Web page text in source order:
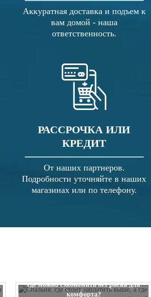
Аккуратная доставка и подъем к
вам домой - наша
ответственность.
РАССРОЧКА ИЛИ
КРЕДИТ
От наших партнеров.
Подробности уточняйте в наших
магазинах или по телефону.
где можно сэкономить без риска для
комфорта?